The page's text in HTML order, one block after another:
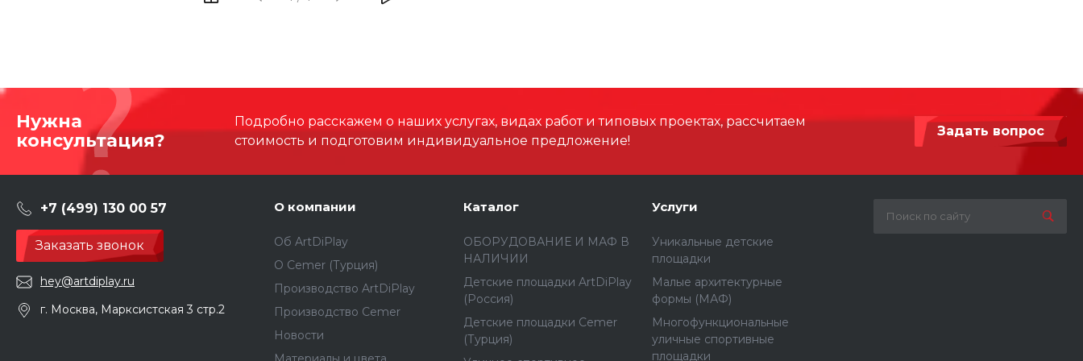
Нужна
консультация?
Подробно расскажем о наших услугах, видах работ и типовых проектах, рассчитаем
стоимость и подготовим индивидуальное предложение!
Задать вопрос
+7 (499) 130 00 57
Заказать звонок
hey@artdiplay.ru
г. Москва, Марксистская 3 стр.2
О компании
Об ArtDiPlay
О Сemer (Турция)
Производство ArtDiPlay
Производство Cemer
Новости
Каталог
ОБОРУДОВАНИЕ И МАФ В
НАЛИЧИИ
Детские площадки ArtDiPlay
(Россия)
Детские площадки Cemer
(Турция)
Услуги
Уникальные детские
площадки
Малые архитектурные
формы (МАФ)
Многофункциональные
уличные спортивные
площадки